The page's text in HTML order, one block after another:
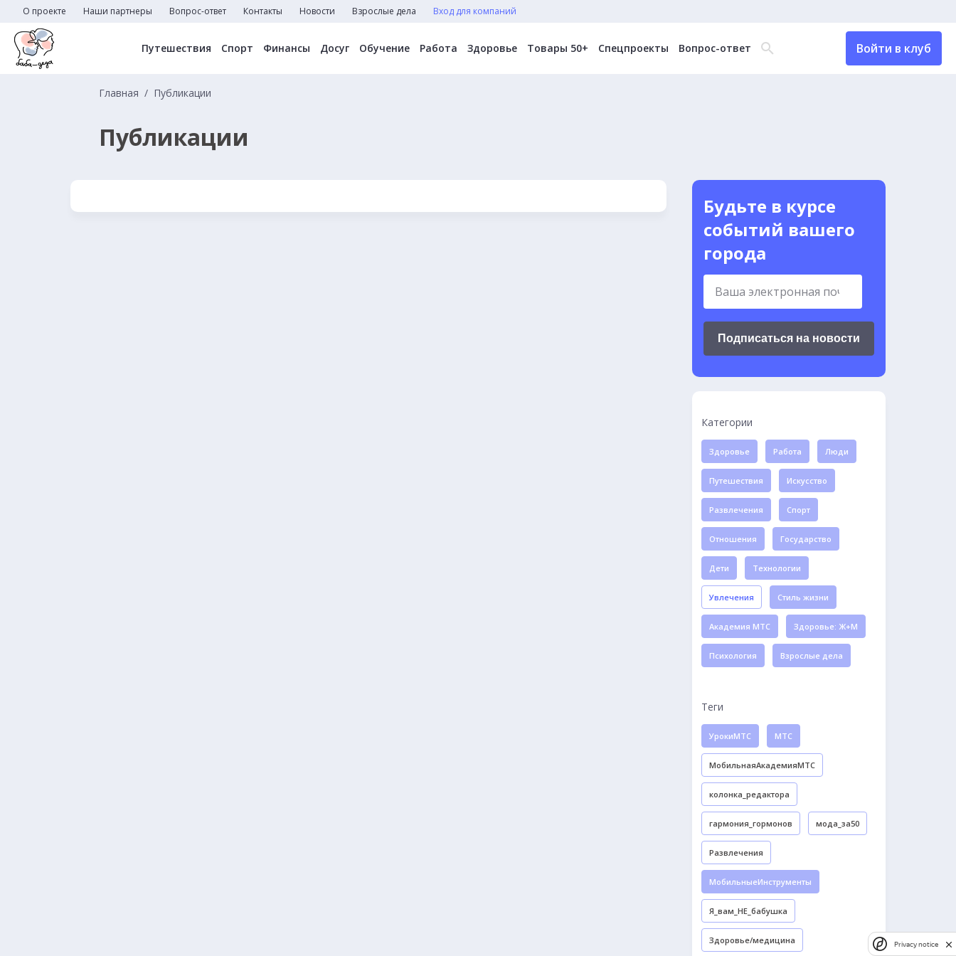
О проекте Наши партнеры Вопрос-ответ Контакты Новости Взрослые дела Вход для компаний
Путешествия Спорт Финансы Досуг Обучение Работа Здоровье Товары 50+ Спецпроекты Вопрос-ответ Войти в клуб
Главная Публикации
Публикации
Будьте в курсе
событий вашего
города
Подписаться на новости
Категории
Здоровье Работа Люди
Путешествия Искусство
Развлечения Спорт
Отношения Государство
Дети Технологии
Увлечения Стиль жизни
Академия МТС Здоровье: Ж+М
Психология Взрослые дела
Теги
УрокиМТС МТС
МобильнаяАкадемияМТС
колонка_редактора
гармония_гормонов мода_за50
Развлечения
МобильныеИнструменты
Я_вам_НЕ_бабушка
Здоровье/медицина Privacy notice